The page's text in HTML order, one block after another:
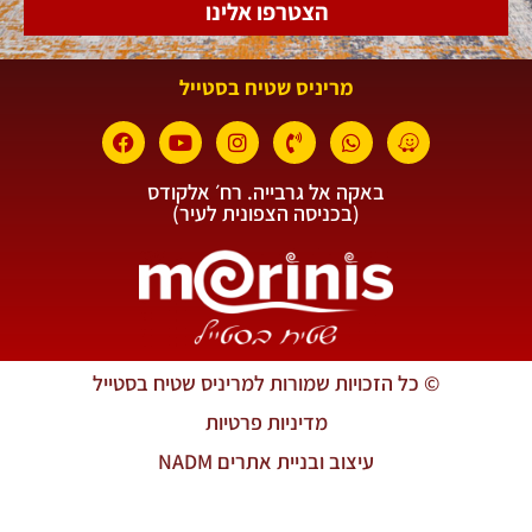
הצטרפו אלינו
מריניס שטיח בסטייל
באקה אל גרבייה. רח׳ אלקודס
(בכניסה הצפונית לעיר)
עיצוב ובניית אתרים NADM
מדיניות פרטיות
© כל הזכויות שמורות למריניס שטיח בסטייל